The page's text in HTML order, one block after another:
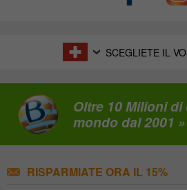
SCEGLIETE IL
Oltre 10 Milioni
mondo dal 2001 »
RISPARMIATE ORA IL 15%